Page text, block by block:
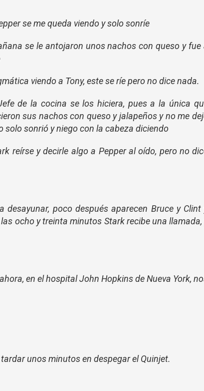
se me queda viendo y solo sonríe
se le antojaron unos nachos con queso y fue
viendo a Tony, este se ríe pero no dice nada.
de la cocina se los hiciera, pues a la única
sus nachos con queso y jalapeños y no me
solo sonrió y niego con la cabeza diciendo
reírse y decirle algo a Pepper al oído, pero no
poco después aparecen Bruce y Clint
ocho y treinta minutos Stark recibe una llamada,
en el hospital John Hopkins de Nueva York,
unos minutos en despegar el Quinjet.